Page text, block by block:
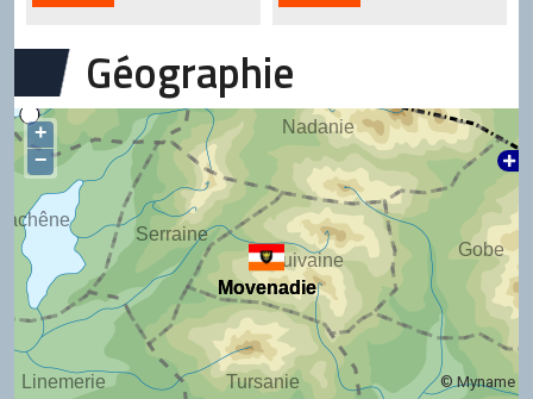
Géographie
Terreverte
Linemerie
Serraine
Nadanie
Tursanie
Gobe
Quivaine
Movenadie
Movenadie
+
−
© Myname